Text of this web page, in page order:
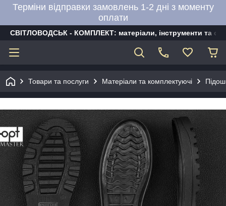
Терміни відправки замовлень 1-2 дні з моменту
оплати
СВІТЛОВОДСЬК - КОМПЛЕКТ: матеріали, інструменти та
Товари та послуги Матеріали та комплектуючі